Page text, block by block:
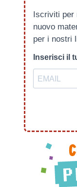
Iscriviti per
nuovo
per i nostri
Inserisci il